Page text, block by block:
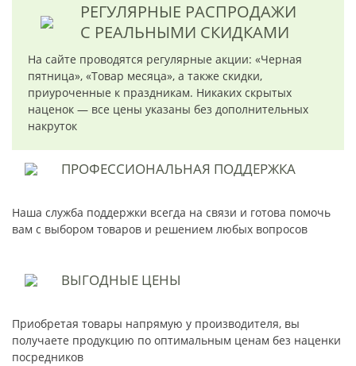
РЕГУЛЯРНЫЕ РАСПРОДАЖИ
С РЕАЛЬНЫМИ СКИДКАМИ
На сайте проводятся регулярные акции: «Черная
пятница», «Товар месяца», а также скидки,
приуроченные к праздникам. Никаких скрытых
наценок — все цены указаны без дополнительных
накруток
ПРОФЕССИОНАЛЬНАЯ ПОДДЕРЖКА
Наша служба поддержки всегда на связи и готова помочь
вам с выбором товаров и решением любых вопросов
ВЫГОДНЫЕ ЦЕНЫ
Приобретая товары напрямую у производителя, вы
получаете продукцию по оптимальным ценам без наценки
посредников